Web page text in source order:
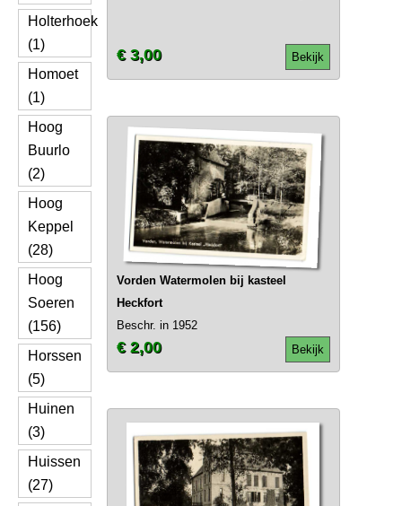
Holterhoek
(1)
Homoet
(1)
Hoog
Buurlo
(2)
Hoog
Keppel
(28)
Hoog
Soeren
(156)
Horssen
(5)
Huinen
(3)
Huissen
(27)
Bekijk
€ 3,00
Vorden Watermolen bij kasteel
Heckfort
Beschr. in 1952
Bekijk
€ 2,00